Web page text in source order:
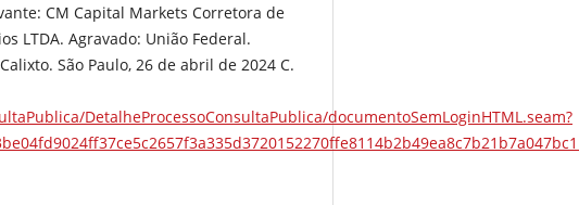
CM Capital Markets Corretora de
LTDA. Agravado: União Federal.
São Paulo, 26 de abril de 2024 C.
DetalheProcessoConsultaPublica/documentoSemLoginHTML.seam?